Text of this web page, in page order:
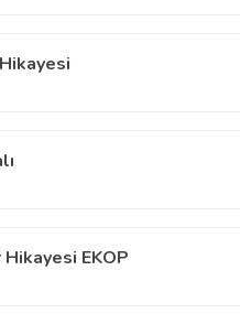
Hikayesi
EKOP